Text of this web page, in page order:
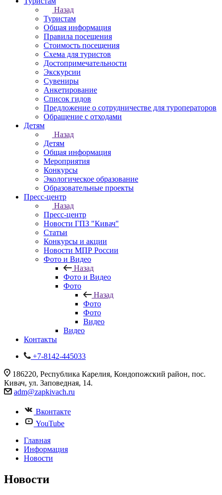
Назад
Туристам
Общая информация
Правила посещения
Стоимость посещения
Схема для туристов
Достопримечательности
Экскурсии
Сувениры
Анкетирование
Список гидов
Предложение о сотрудничестве для туроператоров
Обращение с отходами
Детям
Назад
Детям
Общая информация
Мероприятия
Конкурсы
Экологическое образование
Образовательные проекты
Пресс-центр
Назад
Пресс-центр
Новости ГПЗ "Кивач"
Статьи
Конкурсы и акции
Новости МПР России
Фото и Видео
Назад
Фото и Видео
Фото
Назад
Фото
Фото
Видео
Видео
Контакты
+7-8142-445033
186220, Республика Карелия, Кондопожский район, пос.
Кивач, ул. Заповедная, 14.
adm@zapkivach.ru
Вконтакте
YouTube
Главная
Информация
Новости
Новости